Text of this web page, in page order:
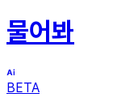
물어봐
BETA